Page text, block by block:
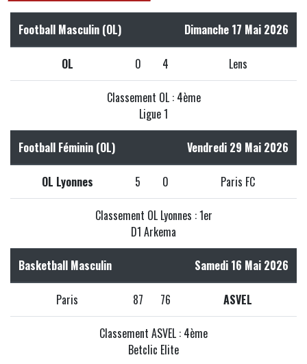
Football Masculin (OL) Dimanche 17 Mai 2026
OL 0 4 Lens
Classement OL : 4ème
Ligue 1
Football Féminin (OL) Vendredi 29 Mai 2026
OL Lyonnes 5 0 Paris FC
Classement OL Lyonnes : 1er
D1 Arkema
Basketball Masculin Samedi 16 Mai 2026
Paris 87 76 ASVEL
Classement ASVEL : 4ème
Betclic Elite